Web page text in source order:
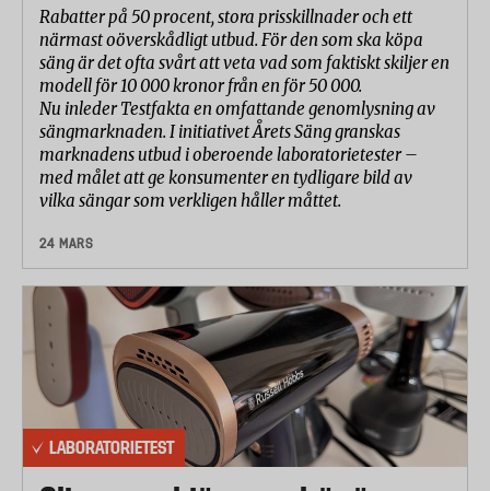
Rabatter på 50 procent, stora prisskillnader och ett
närmast oöverskådligt utbud. För den som ska köpa
säng är det ofta svårt att veta vad som faktiskt skiljer en
modell för 10 000 kronor från en för 50 000.
Nu inleder Testfakta en omfattande genomlysning av
sängmarknaden. I initiativet Årets Säng granskas
marknadens utbud i oberoende laboratorietester –
med målet att ge konsumenter en tydligare bild av
vilka sängar som verkligen håller måttet.
24 MARS
LABORATORIETEST